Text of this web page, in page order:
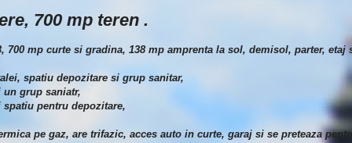
700 mp teren .
mp curte si gradina, 138 mp amprenta la sol, demisol, parter, etaj
spatiu depozitare si grup sanitar,
un grup saniatr,
pentru depozitare,
pe gaz, are trifazic, acces auto in curte, garaj si se preteaza